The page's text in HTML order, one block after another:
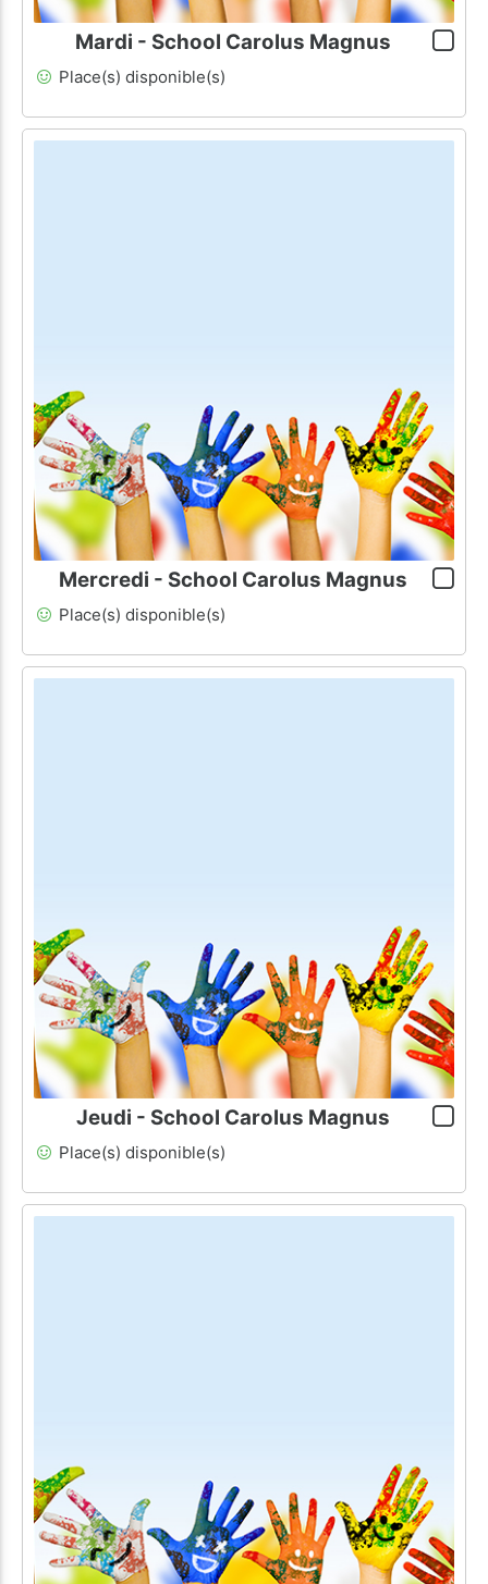
Mardi - School Carolus Magnus
Place(s) disponible(s)
Mercredi - School Carolus Magnus
Place(s) disponible(s)
Jeudi - School Carolus Magnus
Place(s) disponible(s)